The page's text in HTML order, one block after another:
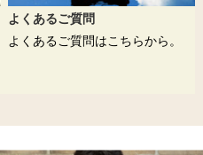
よくあるご質問
よくあるご質問はこちらから。